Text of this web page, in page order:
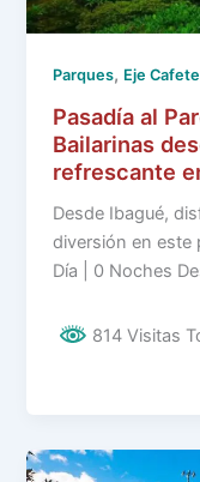
Parques, Eje
Pasadía al
Bailarinas
refrescante
Desde Ibagué,
diversión en este
Día | 0 Noches
814 Visitas